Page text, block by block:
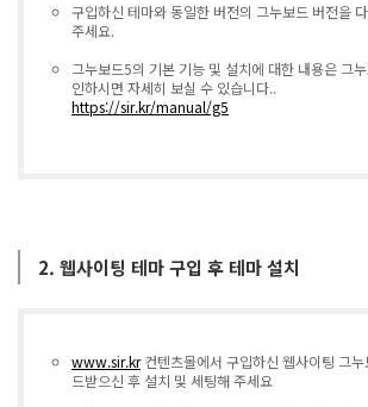
구입하신 테마와 동일한 버전의 그누보드 버전을
주세요.
그누보드5의 기본 기능 및 설치에 대한 내용은 그
인하시면 자세히 보실 수 있습니다..
https://sir.kr/manual/g5
2. 웹사이팅 테마 구입 후 테마 설치
www.sir.kr컨텐츠몰에서 구입하신 웹사이팅 그
드받으신 후 설치 및 세팅해 주세요